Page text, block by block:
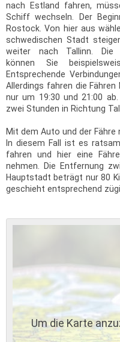
nach Estland fahren,
Schiff wechseln. Der
Rostock. Von hier aus
schwedischen Stadt
weiter nach Tallinn. Die
können Sie
Entsprechende
Allerdings fahren die
nur um 19:30 und 21:00
zwei Stunden in Richtung
Mit dem Auto und der Fähre
In diesem Fall ist es
fahren und hier eine
nehmen. Die Entfernung
Hauptstadt beträgt nur 80
geschieht entsprechend
Um die Karte